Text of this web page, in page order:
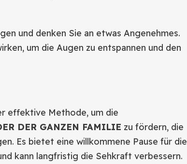
und denken Sie an etwas Angenehmes.
um die Augen zu entspannen und den
effektive Methode, um die
DER GANZEN FAMILIE zu fördern, die
Es bietet eine willkommene Pause für die
kann langfristig die Sehkraft verbessern.